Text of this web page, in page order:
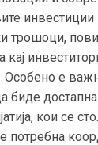
инвестиции
трошоци,
Особено е
биде
кои се
е потребна